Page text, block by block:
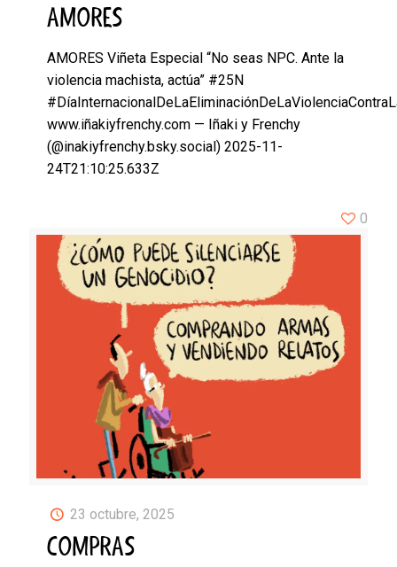
AMORES
AMORES Viñeta Especial “No seas NPC. Ante la
violencia machista, actúa” #25N
www.iñakiyfrenchy.com — Iñaki y Frenchy
(@inakiyfrenchy.bsky.social) 2025-11-
24T21:10:25.633Z
23 octubre, 2025
COMPRAS
0